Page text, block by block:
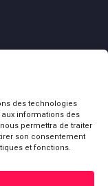
des technologies
informations des
permettra de traiter
son consentement
et fonctions.